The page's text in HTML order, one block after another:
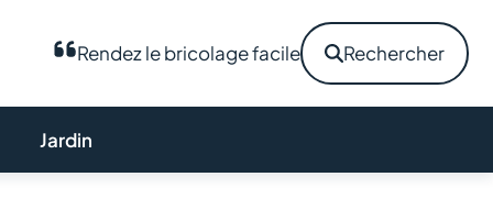
Rendez le bricolage facile Rechercher
Jardin